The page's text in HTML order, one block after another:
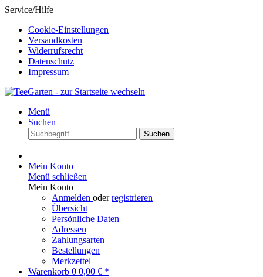
Service/Hilfe
Cookie-Einstellungen
Versandkosten
Widerrufsrecht
Datenschutz
Impressum
Menü
Suchen
Suchen
Mein Konto
Menü schließen
Mein Konto
Anmelden oderregistrieren
Übersicht
Persönliche Daten
Adressen
Zahlungsarten
Bestellungen
Merkzettel
Warenkorb 0 0,00 € *